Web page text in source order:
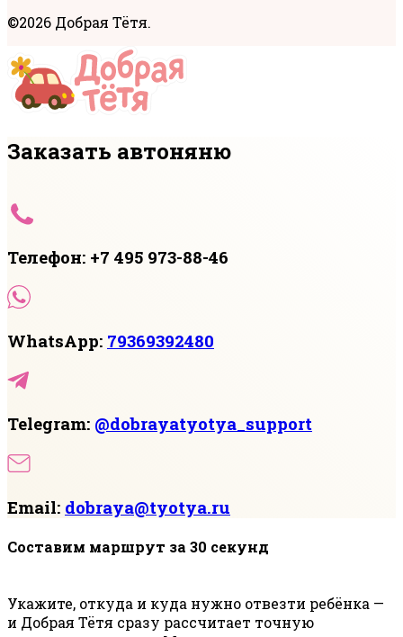
©2026 Добрая Тётя.
Заказать автоняню
Телефон: +7 495 973-88-46
WhatsApp: 79369392480
Telegram: @dobrayatyotya_support
Email: dobraya@tyotya.ru
Составим маршрут за 30 секунд
Укажите, откуда и куда нужно отвезти ребёнка —
и Добрая Тётя сразу рассчитает точную